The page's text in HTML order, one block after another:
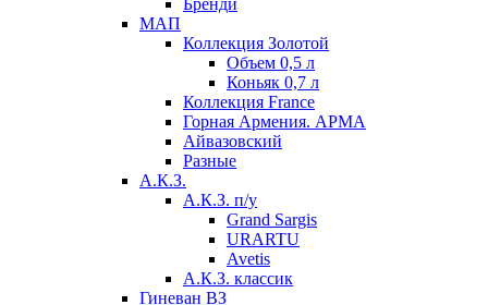
Бренди
МАП
Коллекция Золотой
Объем 0,5 л
Коньяк 0,7 л
Коллекция France
Горная Армения. АРМА
Айвазовский
Разные
А.К.З.
А.К.З. п/у
Grand Sargis
URARTU
Avetis
А.К.З. классик
Гиневан ВЗ